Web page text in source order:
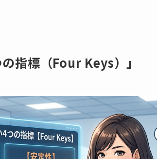
指標（Four Keys）」